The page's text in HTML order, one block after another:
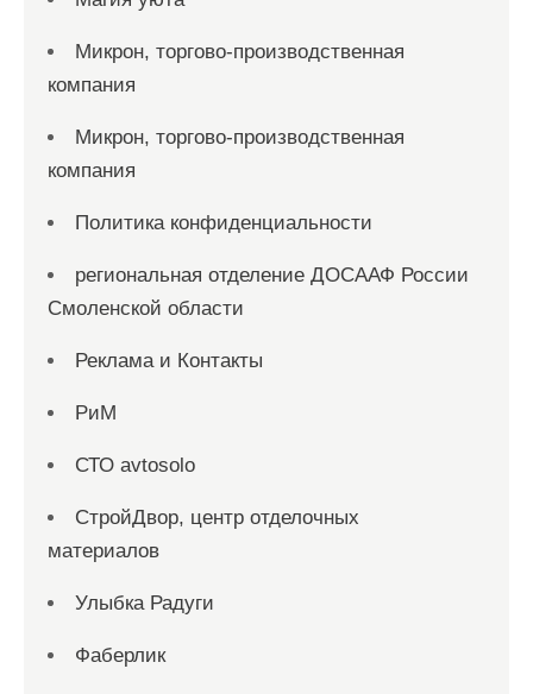
Микрон, торгово-производственная
компания
Микрон, торгово-производственная
компания
Политика конфиденциальности
региональная отделение ДОСААФ России
Смоленской области
Реклама и Контакты
РиМ
СТО avtosolo
СтройДвор, центр отделочных
материалов
Улыбка Радуги
Фаберлик